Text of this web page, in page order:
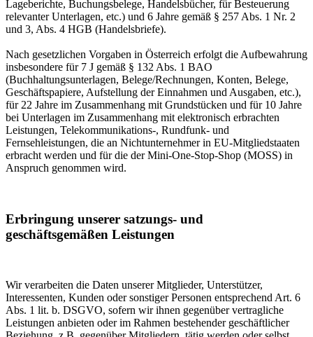
Lageberichte, Buchungsbelege, Handelsbücher, für Besteuerung
relevanter Unterlagen, etc.) und 6 Jahre gemäß § 257 Abs. 1 Nr. 2
und 3, Abs. 4 HGB (Handelsbriefe).
Nach gesetzlichen Vorgaben in Österreich erfolgt die Aufbewahrung
insbesondere für 7 J gemäß § 132 Abs. 1 BAO
(Buchhaltungsunterlagen, Belege/Rechnungen, Konten, Belege,
Geschäftspapiere, Aufstellung der Einnahmen und Ausgaben, etc.),
für 22 Jahre im Zusammenhang mit Grundstücken und für 10 Jahre
bei Unterlagen im Zusammenhang mit elektronisch erbrachten
Leistungen, Telekommunikations-, Rundfunk- und
Fernsehleistungen, die an Nichtunternehmer in EU-Mitgliedstaaten
erbracht werden und für die der Mini-One-Stop-Shop (MOSS) in
Anspruch genommen wird.
Erbringung unserer satzungs- und
geschäftsgemäßen Leistungen
Wir verarbeiten die Daten unserer Mitglieder, Unterstützer,
Interessenten, Kunden oder sonstiger Personen entsprechend Art. 6
Abs. 1 lit. b. DSGVO, sofern wir ihnen gegenüber vertragliche
Leistungen anbieten oder im Rahmen bestehender geschäftlicher